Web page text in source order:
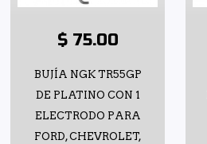
$ 75.00
BUJÍA NGK TR55GP
DE PLATINO CON 1
ELECTRODO PARA
FORD, CHEVROLET,